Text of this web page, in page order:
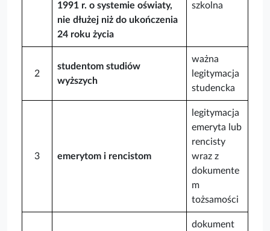
1991 r. o systemie oświaty,
nie dłużej niż do ukończenia
24 roku życia
szkolna
2
studentom studiów
wyższych
ważna
legitymacja
studencka
3 emerytom i rencistom
legitymacja
emeryta lub
rencisty
wraz z
dokumente
m
tożsamości
dokument